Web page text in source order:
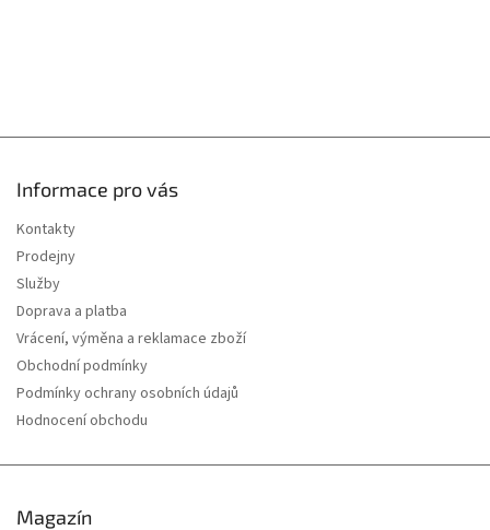
Informace pro vás
Kontakty
Prodejny
Služby
Doprava a platba
Vrácení, výměna a reklamace zboží
Obchodní podmínky
Podmínky ochrany osobních údajů
Hodnocení obchodu
Magazín